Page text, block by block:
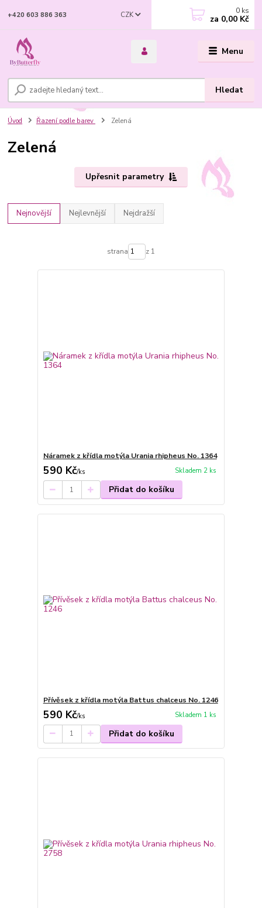
Menu
CZK
Hledat
+420 603 886 363 0 ks
za 0,00 Kč
Úvod Řazení podle barev Zelená
Zelená
Upřesnit parametry
Nejnovější Nejlevnější Nejdražší
strana z 1
Náramek z křídla motýla Urania rhipheus No. 1364
590 Kč/ks Skladem 2 ks
Přidat do košíku
Přívěsek z křídla motýla Battus chalceus No. 1246
590 Kč/ks Skladem 1 ks
Přidat do košíku